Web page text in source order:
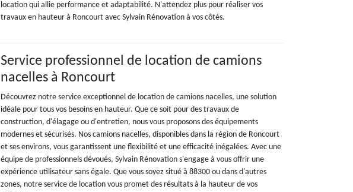
location qui allie performance et adaptabilité. N'attendez plus pour réaliser vos
travaux en hauteur à Roncourt avec Sylvain Rénovation à vos côtés.
Service professionnel de location de camions
nacelles à Roncourt
Découvrez notre service exceptionnel de location de camions nacelles, une solution
idéale pour tous vos besoins en hauteur. Que ce soit pour des travaux de
construction, d'élagage ou d'entretien, nous vous proposons des équipements
modernes et sécurisés. Nos camions nacelles, disponibles dans la région de Roncourt
et ses environs, vous garantissent une flexibilité et une efficacité inégalées. Avec une
équipe de professionnels dévoués, Sylvain Rénovation s'engage à vous offrir une
expérience utilisateur sans égale. Que vous soyez situé à 88300 ou dans d'autres
zones, notre service de location vous promet des résultats à la hauteur de vos